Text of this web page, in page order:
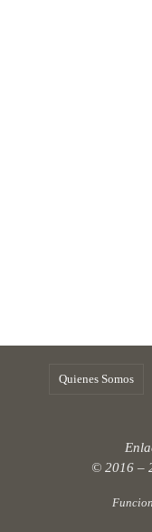
Quienes Somos
© 2016 –